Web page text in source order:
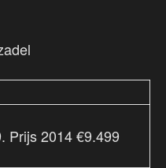
Prijs 2014 €9.499